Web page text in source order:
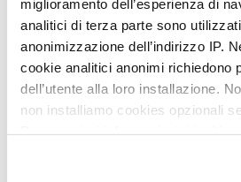
miglioramento dell’esperienza di
analitici di terza parte sono
anonimizzazione dell’indirizzo IP.
cookie analitici anonimi richiedono
dell’utente alla loro installazione.
non installiamo cookies opzionali
Malinconia -Martirio - Mascherina e
Massaggio -Mastectomia
Mastodinia / Mastalgia -Mastopatia
Matrimonio non consumato -
Medicina